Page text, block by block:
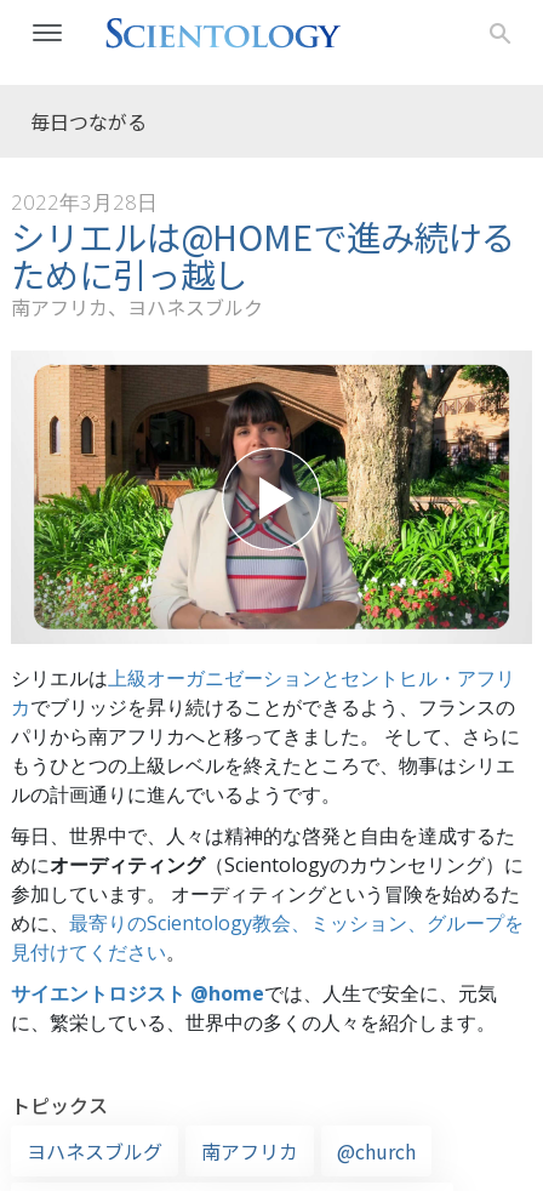
毎日つながる
2022年3月28日
シリエルは@HOMEで進み続ける
ために引っ越し
南アフリカ、ヨハネスブルク
シリエルは上級オーガニゼーションとセントヒル・アフリ
カでブリッジを昇り続けることができるよう、フランスの
パリから南アフリカへと移ってきました。 そして、さらに
もうひとつの上級レベルを終えたところで、物事はシリエ
ルの計画通りに進んでいるようです。
毎日、世界中で、人々は精神的な啓発と自由を達成するた
めにオーディティング（Scientologyのカウンセリング）に
参加しています。 オーディティングという冒険を始めるた
めに、 最寄りのScientology教会、ミッション、グループを
見付けてください。
サイエントロジスト @homeでは、人生で安全に、元気
に、繁栄している、世界中の多くの人々を紹介します。
トピックス
ヨハネスブルグ
南アフリカ
@church